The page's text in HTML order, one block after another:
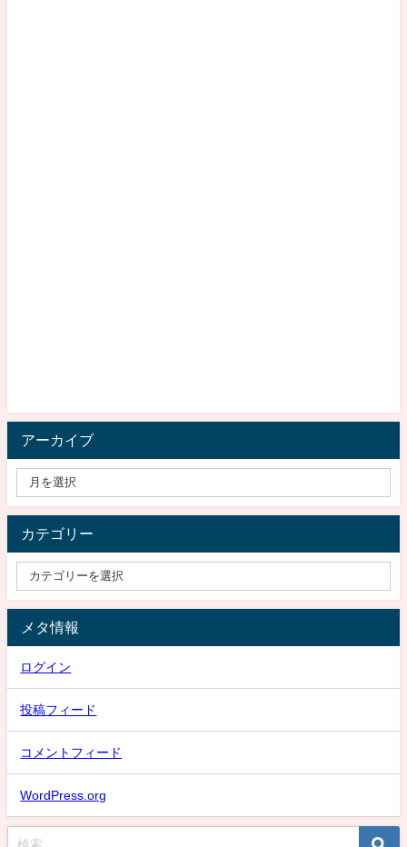
アーカイブ
カテゴリー
メタ情報
ログイン
投稿フィード
コメントフィード
WordPress.org